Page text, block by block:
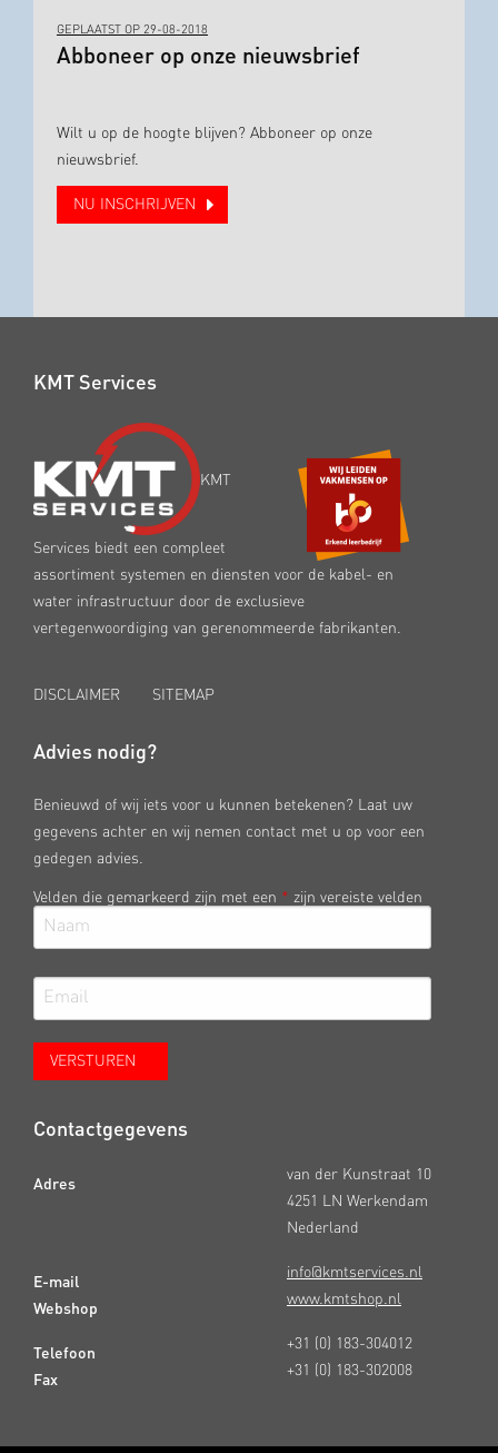
GEPLAATST OP 29-08-2018
Abboneer op onze nieuwsbrief
Wilt u op de hoogte blijven? Abboneer op onze
nieuwsbrief.
NU INSCHRIJVEN
KMT Services
KMT
Services biedt een compleet
assortiment systemen en diensten voor de kabel- en
water infrastructuur door de exclusieve
vertegenwoordiging van gerenommeerde fabrikanten.
DISCLAIMER SITEMAP
Advies nodig?
Benieuwd of wij iets voor u kunnen betekenen? Laat uw
gegevens achter en wij nemen contact met u op voor een
gedegen advies.
Velden die gemarkeerd zijn met een * zijn vereiste velden
Contactgegevens
Adres
E-mail
Webshop
Telefoon
Fax
van der Kunstraat 10
4251 LN Werkendam
Nederland
info@kmtservices.nl
www.kmtshop.nl
+31 (0) 183-304012
+31 (0) 183-302008